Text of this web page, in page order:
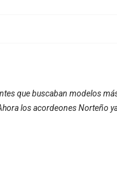
que buscaban modelos
los acordeones Norteño